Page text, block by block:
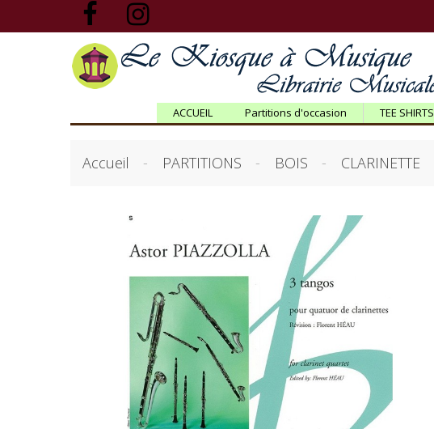
ACCUEIL Partitions d'occasion TEE SHIRTS
Accueil PARTITIONS BOIS CLARINETTE